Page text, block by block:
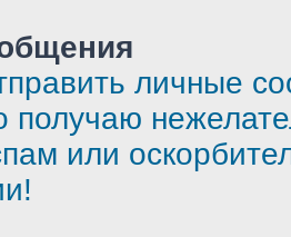
личные
получаю
или